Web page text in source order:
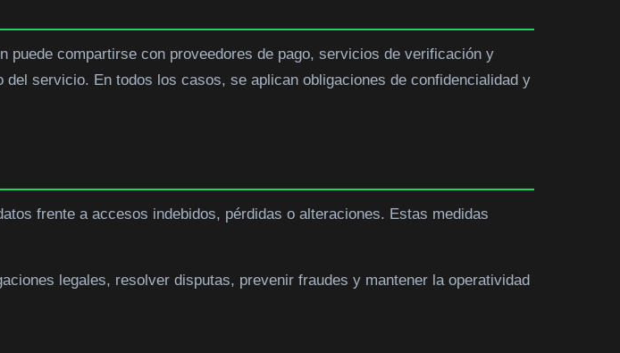
puede compartirse con proveedores de pago, servicios de verificación y
servicio. En todos los casos, se aplican obligaciones de confidencialidad y
frente a accesos indebidos, pérdidas o alteraciones. Estas medidas
legales, resolver disputas, prevenir fraudes y mantener la operatividad